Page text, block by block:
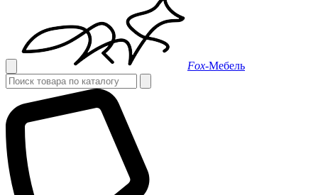
Fox-Мебель